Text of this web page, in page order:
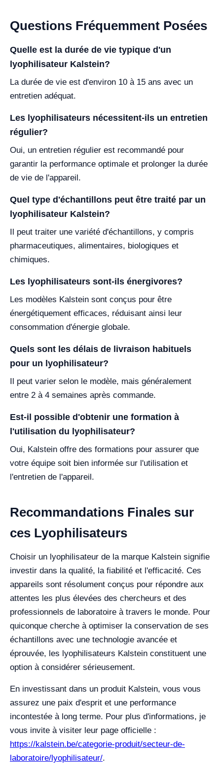
Questions Fréquemment Posées
Quelle est la durée de vie typique d'un
lyophilisateur Kalstein?
La durée de vie est d'environ 10 à 15 ans avec un
entretien adéquat.
Les lyophilisateurs nécessitent-ils un entretien
régulier?
Oui, un entretien régulier est recommandé pour
garantir la performance optimale et prolonger la durée
de vie de l'appareil.
Quel type d'échantillons peut être traité par un
lyophilisateur Kalstein?
Il peut traiter une variété d'échantillons, y compris
pharmaceutiques, alimentaires, biologiques et
chimiques.
Les lyophilisateurs sont-ils énergivores?
Les modèles Kalstein sont conçus pour être
énergétiquement efficaces, réduisant ainsi leur
consommation d'énergie globale.
Quels sont les délais de livraison habituels
pour un lyophilisateur?
Il peut varier selon le modèle, mais généralement
entre 2 à 4 semaines après commande.
Est-il possible d'obtenir une formation à
l'utilisation du lyophilisateur?
Oui, Kalstein offre des formations pour assurer que
votre équipe soit bien informée sur l'utilisation et
l'entretien de l'appareil.
Recommandations Finales sur
ces Lyophilisateurs
Choisir un lyophilisateur de la marque Kalstein signifie
investir dans la qualité, la fiabilité et l'efficacité. Ces
appareils sont résolument conçus pour répondre aux
attentes les plus élevées des chercheurs et des
professionnels de laboratoire à travers le monde. Pour
quiconque cherche à optimiser la conservation de ses
échantillons avec une technologie avancée et
éprouvée, les lyophilisateurs Kalstein constituent une
option à considérer sérieusement.
En investissant dans un produit Kalstein, vous vous
assurez une paix d'esprit et une performance
incontestée à long terme. Pour plus d'informations, je
vous invite à visiter leur page officielle :
https://kalstein.be/categorie-produit/secteur-de-
laboratoire/lyophilisateur/.